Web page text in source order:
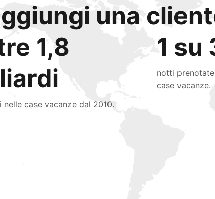
una
1,8
nelle case vacanze dal 2010.
1 su
notti
case vacanze.
subito nuovi ospiti